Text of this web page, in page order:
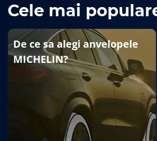
Cele mai
De ce sa alegi anvelopele
MICHELIN?